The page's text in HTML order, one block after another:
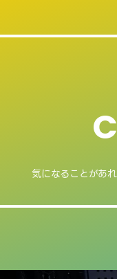
気になることがあ